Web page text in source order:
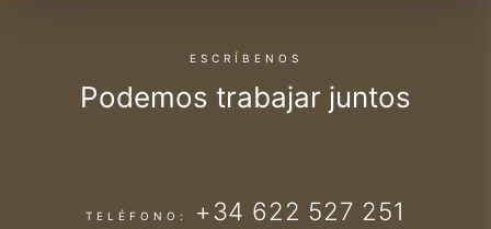
ESCRÍBENOS
Podemos trabajar juntos
TELÉFONO: +34 622 527 251